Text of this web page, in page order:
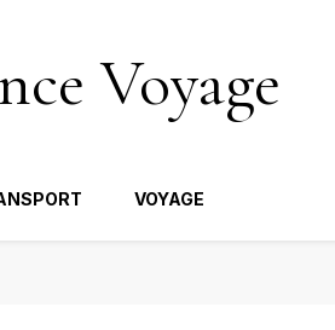
Voyage
VOYAGE